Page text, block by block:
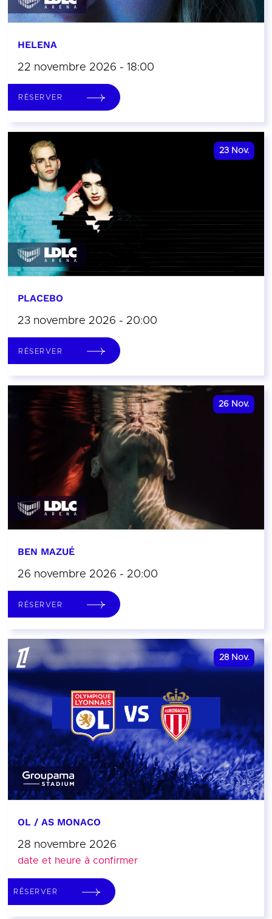
HELENA
22 novembre 2026 - 18:00
RÉSERVER
23 Nov.
PLACEBO
23 novembre 2026 - 20:00
RÉSERVER
26 Nov.
BEN MAZUÉ
26 novembre 2026 - 20:00
RÉSERVER
28 Nov.
OL / AS MONACO
28 novembre 2026
date et heure à confirmer
RÉSERVER